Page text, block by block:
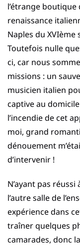
l’étrange boutique
renaissance
Naples du XVIème
Toutefois nulle
ci, car nous
missions : un
musicien italien
captive au
l’incendie de cet
moi, grand
dénouement
d’intervenir !
N’ayant pas
l’autre salle de
expérience dans
traîner quelques
camarades, donc